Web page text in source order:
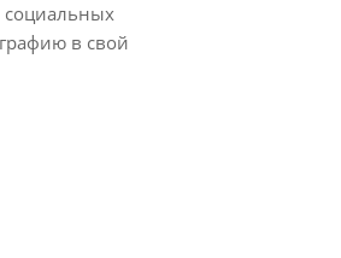
социальных
в свой